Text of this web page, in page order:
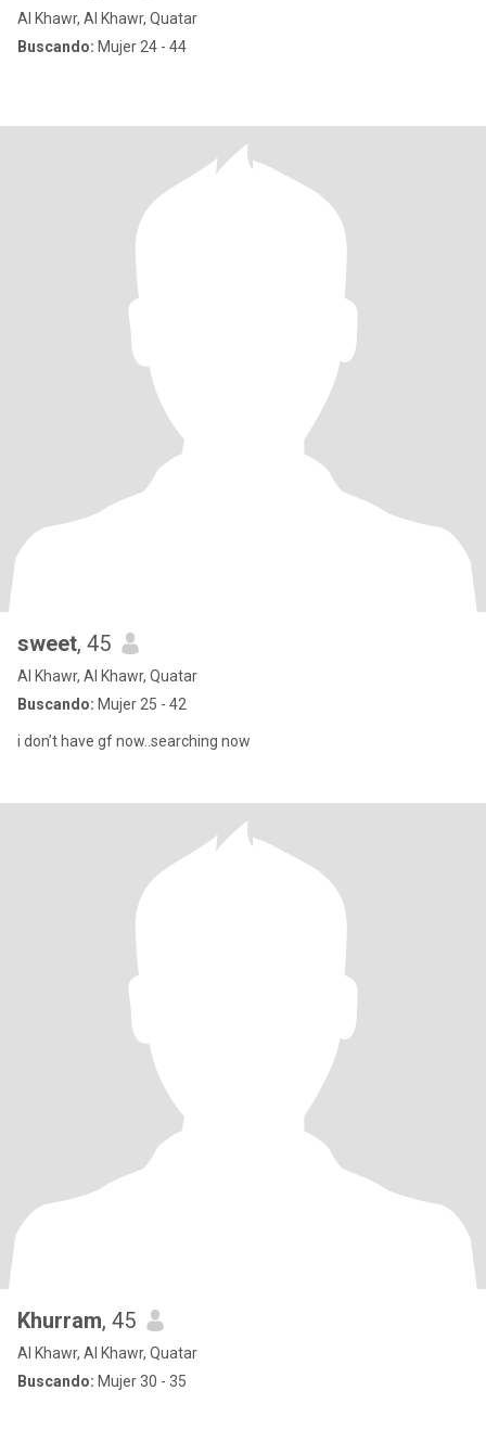
Al Khawr, Al Khawr, Quatar
Buscando: Mujer 24 - 44
sweet, 45
Al Khawr, Al Khawr, Quatar
Buscando: Mujer 25 - 42
i don’t have gf now..searching now
Khurram, 45
Al Khawr, Al Khawr, Quatar
Buscando: Mujer 30 - 35